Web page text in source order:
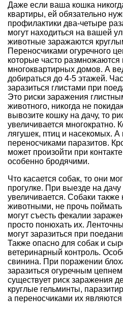
Даже если ваша кошка
квартиры, ей обязательно
профилактики два-четыре
могут находиться на вашей
животные заражаются
Переносчиками огуречного
которые часто размножаются
многоквартирных домов. А
добираться до 4-5 этажей.
заразиться глистами при
Это риски заражения
животного, никогда не
вывозите кошку на дачу, то
увеличивается многократно.
лягушек, птиц и насекомых. А
переносчиками паразитов.
может произойти при
особенно бродячими.
Что касается собак, то они
прогулке. При выезде на дачу
увеличивается. Собаки также
животными, не прочь
могут съесть фекалии
просто понюхать их.
могут заразиться при
Также опасно для собак и
ветеринарный контроль.
свинина. При поражении
заразиться огуречным
существует риск заражения
круглые гельминты,
а переносчиками их